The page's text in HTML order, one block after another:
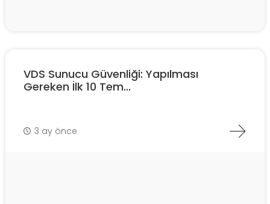
VDS Sunucu Güvenliği: Yapılması
Gereken İlk 10 Tem...
3 ay önce